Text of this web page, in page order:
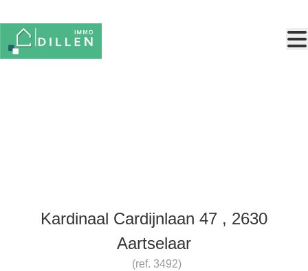
Kardinaal Cardijnlaan 47 , 2630
Aartselaar
(ref. 3492)